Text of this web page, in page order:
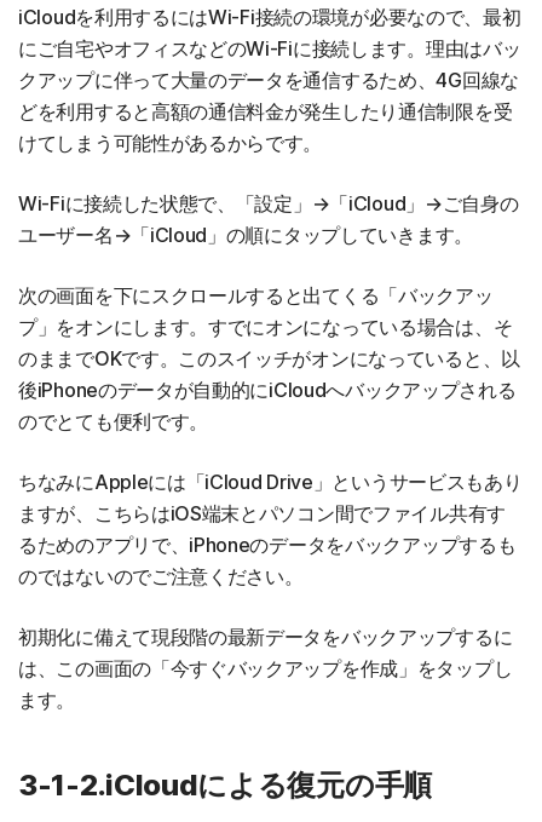
iCloudを利用するにはWi-Fi接続の環境が必要なので、最初
にご自宅やオフィスなどのWi-Fiに接続します。理由はバッ
クアップに伴って大量のデータを通信するため、4G回線な
どを利用すると高額の通信料金が発生したり通信制限を受
けてしまう可能性があるからです。
Wi-Fiに接続した状態で、「設定」→「iCloud」→ご自身の
ユーザー名→「iCloud」の順にタップしていきます。
次の画面を下にスクロールすると出てくる「バックアッ
プ」をオンにします。すでにオンになっている場合は、そ
のままでOKです。このスイッチがオンになっていると、以
後iPhoneのデータが自動的にiCloudへバックアップされる
のでとても便利です。
ちなみにAppleには「iCloud Drive」というサービスもあり
ますが、こちらはiOS端末とパソコン間でファイル共有す
るためのアプリで、iPhoneのデータをバックアップするも
のではないのでご注意ください。
初期化に備えて現段階の最新データをバックアップするに
は、この画面の「今すぐバックアップを作成」をタップし
ます。
3-1-2.iCloudによる復元の手順